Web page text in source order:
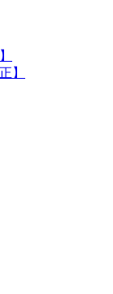
】